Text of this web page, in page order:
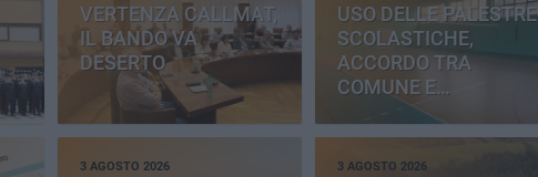
VERTENZA CALLMAT,
IL BANDO VA
DESERTO
USO DELLE PALESTRE
SCOLASTICHE,
ACCORDO TRA
COMUNE E
PROVINCIA
3 AGOSTO 2026 3 AGOSTO 2026